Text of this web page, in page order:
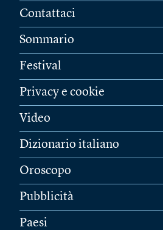
Contattaci
Sommario
Festival
Privacy e cookie
Video
Dizionario italiano
Oroscopo
Pubblicità
Paesi